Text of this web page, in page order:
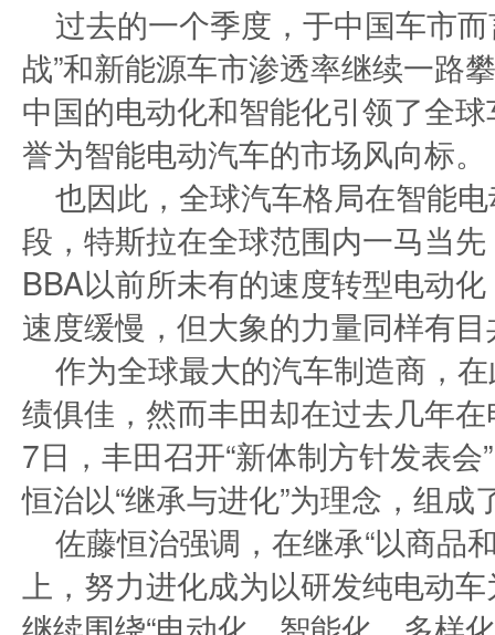
过去的一个季度，于中国车市
战”和新能源车市渗透率继续一路
中国的电动化和智能化引领了全
誉为智能电动汽车的市场风向标。
也因此，全球汽车格局在智能
段，特斯拉在全球范围内一马当
BBA以前所未有的速度转型电动
速度缓慢，但大象的力量同样有
作为全球最大的汽车制造商，
绩俱佳，然而丰田却在过去几年
7日，丰田召开“新体制方针发表
恒治以“继承与进化”为理念，组成
佐藤恒治强调，在继承“以商品
上，努力进化成为以研发纯电动